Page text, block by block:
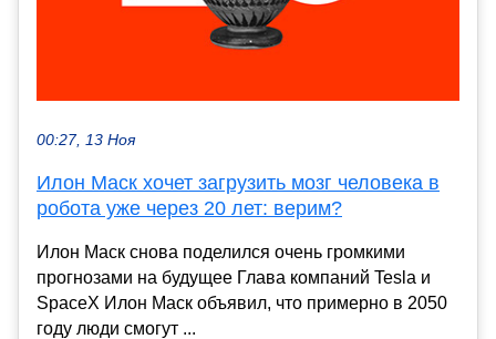
00:27, 13 Ноя
Илон Маск хочет загрузить мозг человека в
робота уже через 20 лет: верим?
Илон Маск снова поделился очень громкими
прогнозами на будущее Глава компаний Tesla и
SpaceX Илон Маск объявил, что примерно в 2050
году люди смогут ...